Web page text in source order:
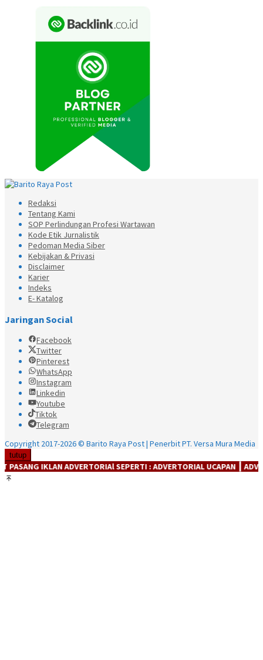
Redaksi
Tentang Kami
SOP Perlindungan Profesi Wartawan
Kode Etik Jurnalistik
Pedoman Media Siber
Kebijakan & Privasi
Disclaimer
Karier
Indeks
E- Katalog
Jaringan Social
Facebook
Twitter
Pinterest
WhatsApp
Instagram
Linkedin
Youtube
Tiktok
Telegram
Copyright 2017-2026 © Barito Raya Post | Penerbit PT. Versa Mura Media
tutup
ADVERTORIAl SEPERTI : ADVERTORIAL UCAPAN ┃